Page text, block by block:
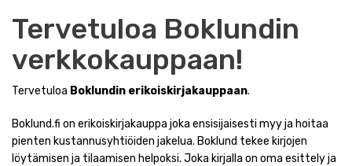
Tervetuloa Boklundin
verkkokauppaan!
Tervetuloa Boklundin erikoiskirjakauppaan.
Boklund.fi on erikoiskirjakauppa joka ensisijaisesti myy ja hoitaa
pienten kustannusyhtiöiden jakelua. Boklund tekee kirjojen
löytämisen ja tilaamisen helpoksi. Joka kirjalla on oma esittely ja